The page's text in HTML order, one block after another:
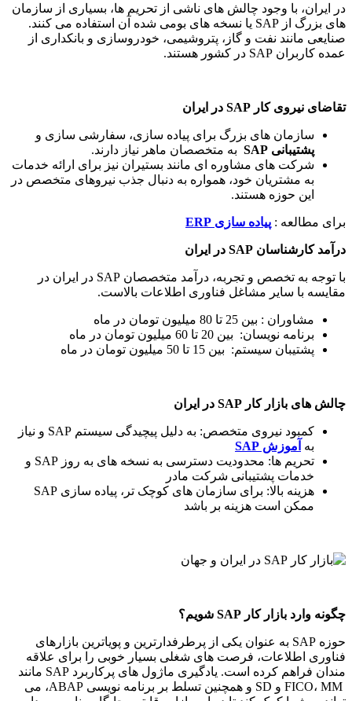
در ایران، با وجود چالش های ناشی از تحریم ها، بسیاری از سازمان
های بزرگ از SAP یا نسخه های بومی شده آن استفاده می کنند.
صنایعی مانند نفت و گاز، پتروشیمی، خودروسازی و بانکداری از
عمده کاربران SAP در کشور هستند.
تقاضای نیروی کار در ایران
سازمان های بزرگ برای پیاده سازی، سفارشی سازی و
پشتیبانی SAP به متخصصان ماهر نیاز دارند.
شرکت های مشاوره ای مانند بستیران نیز برای ارائه خدمات
به مشتریان خود، همواره به دنبال جذب نیروهای متخصص در
این حوزه هستند.
برای مطالعه : پیاده ساز ی ERP
درآمد کارشناسان در ایران
با توجه به تخصص و تجربه، درآمد متخصصان SAP در ایران در
مقایسه با سایر مشاغل فناوری اطلاعات بالاست.
مشاوران : بین 25 تا 80 میلیون تومان در ماه
برنامه نویسان: بین 20 تا 60 میلیون تومان در ماه
پشتیبان سیستم: بین 15 تا 50 میلیون تومان در ماه
چالش های بازار کار در ایران
کمبود نیروی متخصص: به دلیل پیچیدگی سیستم SAP و نیاز
به آموزش SAP
تحریم ها: محدودیت دسترسی به نسخه های به روز SAP و
خدمات پشتیبانی شرکت مادر
هزینه بالا: برای سازمان های کوچک تر، پیاده سازی SAP
ممکن است هزینه بر باشد
چگونه وارد بازار کار شویم؟
حوزه SAP به عنوان یکی از پرطرفدارترین و پویاترین بازارهای
فناوری اطلاعات، فرصت های شغلی بسیار خوبی را برای علاقه
مندان فراهم کرده است. یادگیری ماژول های پرکاربرد SAP مانند
FICO، MM و SD و همچنین تسلط بر برنامه نویسی ABAP، می